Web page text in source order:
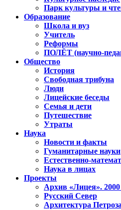
Парк культуры и
Образование
Школа и вуз
Учитель
Реформы
ПОЛЁТ (научно-
Общество
История
Свободная трибуна
Люди
Лицейские беседы
Семья и дети
Путешествие
Утраты
Наука
Новости и факты
Гуманитарные науки
Естественно-
Наука в лицах
Проекты
Архив «Лицея».
Русский Север
Архитектура